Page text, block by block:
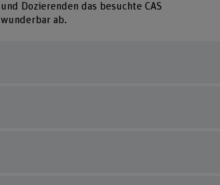
und Dozierenden das besuchte CAS
wunderbar ab.